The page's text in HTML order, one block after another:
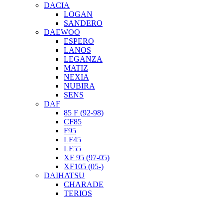
DACIA
LOGAN
SANDERO
DAEWOO
ESPERO
LANOS
LEGANZA
MATIZ
NEXIA
NUBIRA
SENS
DAF
85 F (92-98)
CF85
F95
LF45
LF55
XF 95 (97-05)
XF105 (05-)
DAIHATSU
CHARADE
TERIOS